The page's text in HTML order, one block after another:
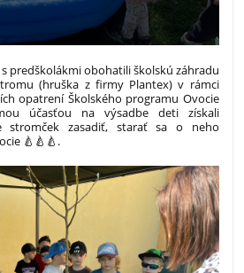
predškolákmi obohatili školskú záhradu
(hruška z firmy Plantex) v rámci
opatrení Školského programu Ovocie
účasťou na výsadbe deti získali
stromček zasadiť, starať sa o neho
🍐🍐🍐.